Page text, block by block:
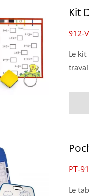
Kit
912-
Le
PT-
Le